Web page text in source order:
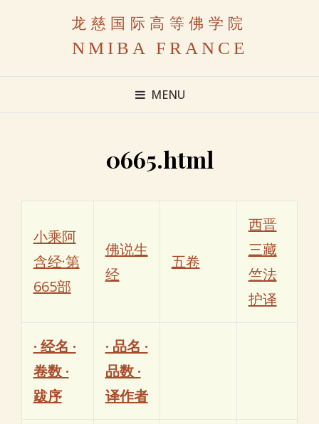
龙慈国际高等佛学院
NMIBA FRANCE
MENU
0665.html
小乘阿
含经·第
665部
佛说生
经
五卷
西晋
三藏
竺法
护译
· 经名 ·
卷数 ·
跋序
· 品名 ·
品数 ·
译作者